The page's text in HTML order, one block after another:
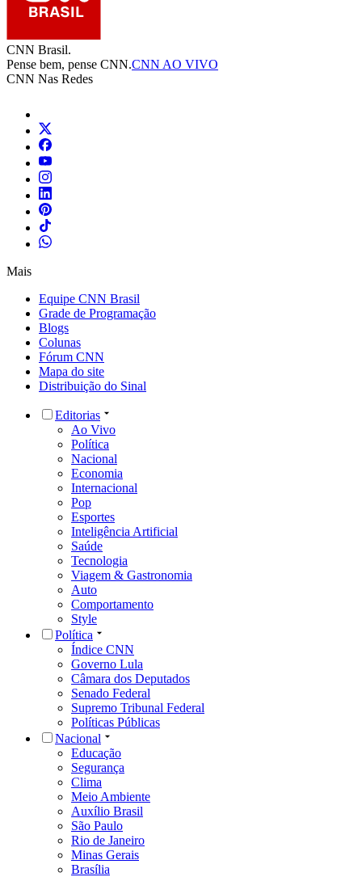
CNN Brasil.
Pense bem, pense CNN.CNN AO VIVO
CNN Nas Redes
Mais
Equipe CNN Brasil
Grade de Programação
Blogs
Colunas
Fórum CNN
Mapa do site
Distribuição do Sinal
Editorias
Ao Vivo
Política
Nacional
Economia
Internacional
Pop
Esportes
Inteligência Artificial
Saúde
Tecnologia
Viagem & Gastronomia
Auto
Comportamento
Style
Política
Índice CNN
Governo Lula
Câmara dos Deputados
Senado Federal
Supremo Tribunal Federal
Políticas Públicas
Nacional
Educação
Segurança
Clima
Meio Ambiente
Auxílio Brasil
São Paulo
Rio de Janeiro
Minas Gerais
Brasília